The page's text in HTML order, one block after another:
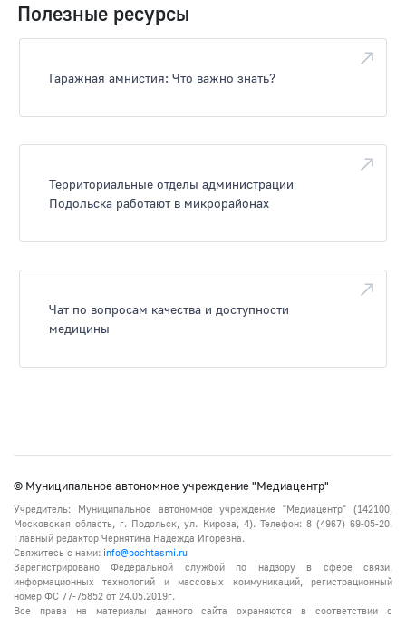
Полезные ресурсы
Гаражная амнистия: Что важно знать?
Территориальные отделы администрации
Подольска работают в микрорайонах
Чат по вопросам качества и доступности
медицины
© Муниципальное автономное учреждение "Медиацентр"
Учредитель: Муниципальное автономное учреждение "Медиацентр" (142100,
Московская область, г. Подольск, ул. Кирова, 4). Телефон: 8 (4967) 69-05-20.
Главный редактор Чернятина Надежда Игоревна.
Свяжитесь с нами: info@pochtasmi.ru
Зарегистрировано Федеральной службой по надзору в сфере связи,
информационных технологий и массовых коммуникаций, регистрационный
номер ФС 77-75852 от 24.05.2019г.
Все права на материалы данного сайта охраняются в соответствии с